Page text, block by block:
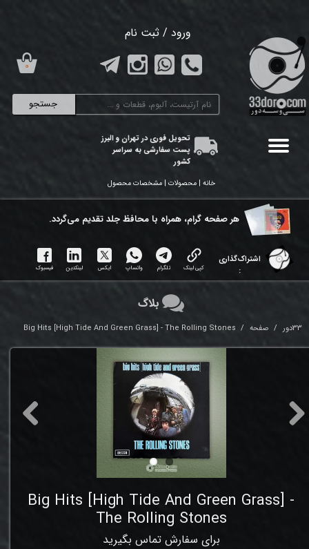
جستجو
ورود / ثبت نام
تغییر گذر واژه
سفارشات
تحویل فوری در تهران و البرز
پست سفارشی به سراسر
کشور
۰
خانه | محصولات | مشخصات محصول
هر ​صفحه گرام، همراه با محافظ جلد تقدیم می‌گردد.
اشتراک‌گذاری
:
کپی لینک تلگرام واتساپ ایکس لینکدین فیسبوک
33دور صفحه Big Hits [High Tide And Green Grass] - The Rolling Stones
Big Hits [High Tide And Green Grass] -
The Rolling Stones
برای سفارش تماس بگیرید
بلاگ